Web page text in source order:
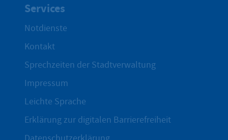
Services
Notdienste
Kontakt
Sprechzeiten der Stadtverwaltung
Impressum
Leichte Sprache
Erklärung zur digitalen Barrierefreiheit